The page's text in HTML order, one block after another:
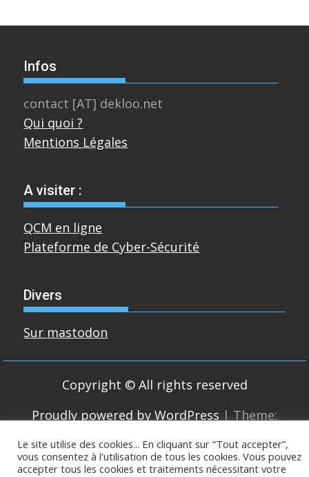
Infos
contact [AT] dekloo.net
Qui quoi ?
Mentions Légales
A visiter :
QCM en ligne
Plateforme de Cyber-Sécurité
Divers
Sur mastodon
Copyright © All rights reserved
Proudly powered by WordPress | Theme:
Le site utilise des cookies... En cliquant sur “Tout accepter”,
vous consentez à l'utilisation de tous les cookies. Vous pouvez
accepter tous les cookies et traitements nécessitant votre